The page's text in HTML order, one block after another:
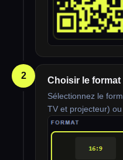
2 Choisir le format
Sélectionnez le
TV et projecteur)